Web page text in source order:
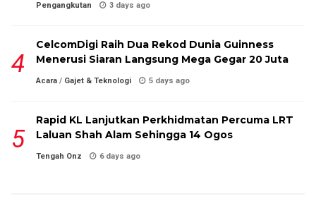
Pengangkutan 3 days ago
CelcomDigi Raih Dua Rekod Dunia Guinness
Menerusi Siaran Langsung Mega Gegar 20 Juta
Acara / Gajet & Teknologi 5 days ago
Rapid KL Lanjutkan Perkhidmatan Percuma LRT
Laluan Shah Alam Sehingga 14 Ogos
Tengah Onz 6 days ago